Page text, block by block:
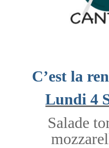
C’est la
Lundi 4
Salade